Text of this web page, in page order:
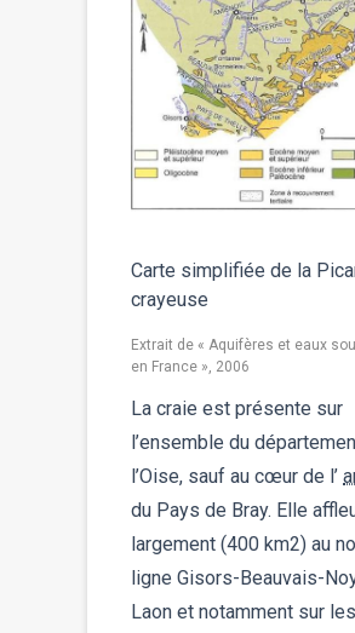
Carte simplifiée de la
crayeuse
Extrait de « Aquifères et eaux
en France », 2006
La craie est présente sur
l’ensemble du
l’Oise, sauf au cœur de l’
du Pays de Bray. Elle
largement (400 km2) au
ligne Gisors-Beauvais-
Laon et notamment sur les